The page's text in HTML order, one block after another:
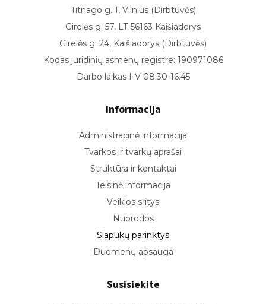
Titnago g. 1, Vilnius (Dirbtuvės)
Girelės g. 57, LT-56163 Kaišiadorys
Girelės g. 24, Kaišiadorys (Dirbtuvės)
Kodas juridinių asmenų registre: 190971086
Darbo laikas I-V 08.30-16.45
Informacija
Administracinė informacija
Tvarkos ir tvarkų aprašai
Struktūra ir kontaktai
Teisinė informacija
Veiklos sritys
Nuorodos
Slapukų parinktys
Duomenų apsauga
Susisiekite